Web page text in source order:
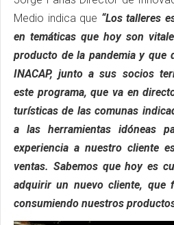
Medio indica que “Los talleres
en temáticas que hoy son
producto de la pandemia y que
INACAP, junto a sus socios
este programa, que va en
turísticas de las comunas
a las herramientas idóneas
experiencia a nuestro cliente
ventas. Sabemos que hoy es
adquirir un nuevo cliente, que
consumiendo nuestros